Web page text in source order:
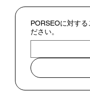
PORSEOに対す
ださい。